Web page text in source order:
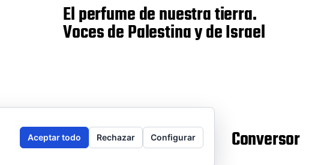
El perfume de nuestra tierra.
Voces de Palestina y de Israel
Aviso legal Puntos de venta Conversor
Aceptar todo Rechazar Configurar